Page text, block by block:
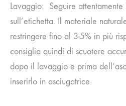
Lavaggio: Seguire
sull’etichetta. Il materiale
restringere fino al 3-5% in più
consiglia quindi di scuotere
dopo il lavaggio e prima
inserirlo in asciugatrice.